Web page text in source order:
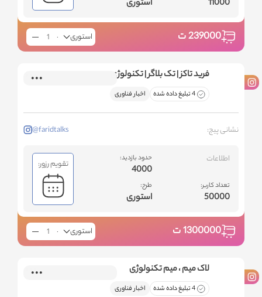
11000 استوری
239000ت استوری
فرید تاکز | تک بلاگر | تکنولوژی
4 تبلیغ داده شده اخبار فناوری
نشانی پیج: @faridtalks
اطلاعات
تعداد کاربر:
50000
حدود بازدید:
4000
طرح:
استوری
تقویم رزور:
1300000ت استوری
لاک میم ، میم تکنولوژی
4 تبلیغ داده شده اخبار فناوری